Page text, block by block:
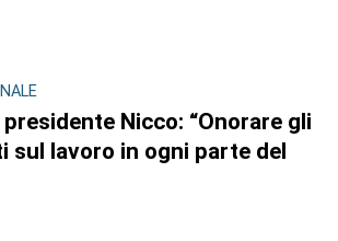
Nicco: “Onorare gli
sul lavoro in ogni parte del